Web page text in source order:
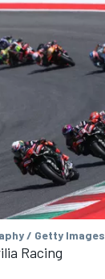
/ Getty Images
Racing